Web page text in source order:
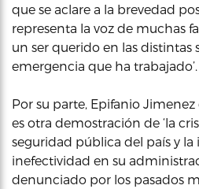
que se aclare a la brevedad
representa la voz de muchas
un ser querido en las distintas
emergencia que ha trabajado’.
Por su parte, Epifanio
es otra demostración de ‘la
seguridad pública del país y la
inefectividad en su
denunciado por los pasados